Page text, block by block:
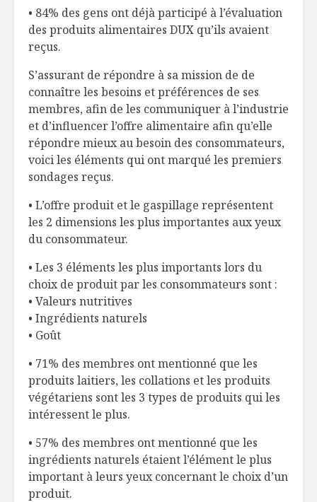
• 84% des gens ont déjà participé à l’évaluation
des produits alimentaires DUX qu’ils avaient
reçus.
S’assurant de répondre à sa mission de de
connaître les besoins et préférences de ses
membres, afin de les communiquer à l’industrie
et d’influencer l’offre alimentaire afin qu’elle
répondre mieux au besoin des consommateurs,
voici les éléments qui ont marqué les premiers
sondages reçus.
• L’offre produit et le gaspillage représentent
les 2 dimensions les plus importantes aux yeux
du consommateur.
• Les 3 éléments les plus importants lors du
choix de produit par les consommateurs sont :
• Valeurs nutritives
• Ingrédients naturels
• Goût
• 71% des membres ont mentionné que les
produits laitiers, les collations et les produits
végétariens sont les 3 types de produits qui les
intéressent le plus.
• 57% des membres ont mentionné que les
ingrédients naturels étaient l’élément le plus
important à leurs yeux concernant le choix d’un
produit.